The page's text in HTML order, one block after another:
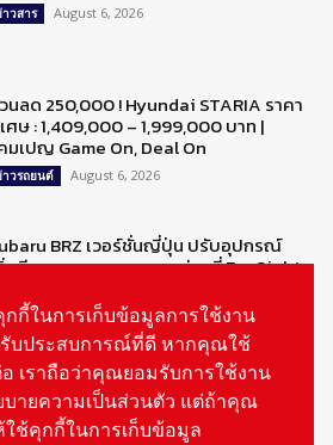
วสาร August 6, 2026
นลด 250,000 ! Hyundai STARIA ราคา
ศษ : 1,409,000 – 1,999,000 บาท |
มเปญ Game On, Deal On
วรถยนต์ August 6, 2026
BRZ เวอร์ชั่นญี่ปุ่น ปรับอุปกรณ์
มขีดความสามารถระบบช่วยขี่ EyeSight
วรถยนต์ August 5, 2026
กกี้ในการเก็บข้อมูลการใช้งาน
บประสบการณ์ที่ดี หากคุณใช้
อ เราถือว่าคุณยอมรับการใช้งาน
บายความเป็นส่วนตัว แต่ถ้าคุณ
ใช้คุกกี้ในการเก็บข้อมูล